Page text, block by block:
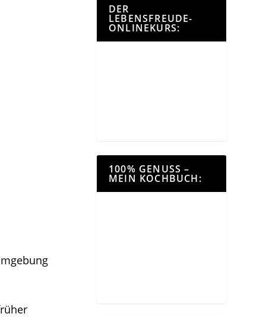
DER
LEBENSFREUDE-
ONLINEKURS:
100% GENUSS –
MEIN KOCHBUCH: